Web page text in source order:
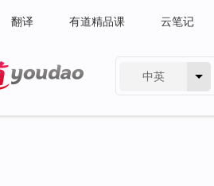
翻译 有道精品课 云笔记
中英